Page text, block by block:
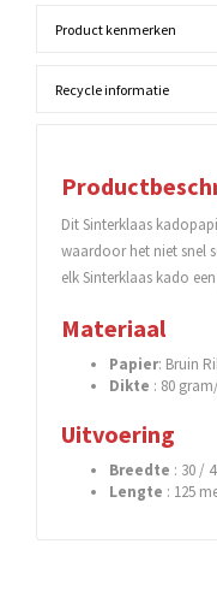
Product kenmerken
Recycle informatie
Dit Sinterklaas
waardoor het niet snel
elk Sinterklaas kado
Materiaal
Papier: Bruin
Dikte : 80
Uitvoering
Breedte : 30 /
Lengte : 125